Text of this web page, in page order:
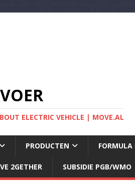
ELECTRIC VEHICLE | MOVE.AL
PRODUCTEN FORMULA
2GETHER SUBSIDIE PGB/WMO